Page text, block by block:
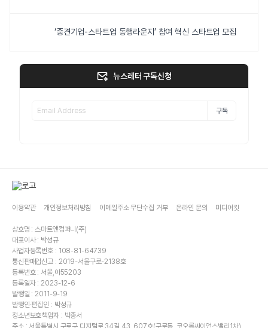
‘중견기업-스타트업 동행라운지’ 참여 혁신 스타트업 모집
뉴스레터 구독신청
구독
이용약관 개인정보처리방침 이메일주소 무단수집 거부 온라인 문의 미디어킷
상호명 : 스마트앤컴퍼니(주)
대표이사 : 박성규
사업자등록번호 : 108-81-64739
통신판매업신고 : 2019-서울구로-2138호
등록번호 : 서울,아55203
등록일자 : 2023-12-6
발행일 : 2011-9-19
발행인·편집인 : 박성규
청소년보호책임자 : 박종서
주소 : 서울특별시 구로구 디지털로 34길 43, 607호(구로동, 코오롱싸이언스밸리1차)